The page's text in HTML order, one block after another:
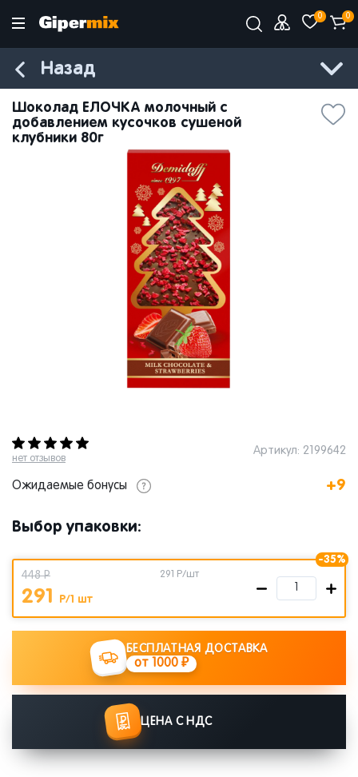
0 0
Назад
Шоколад ЕЛОЧКА молочный с
добавлением кусочков сушеной
клубники 80г
нет отзывов
Артикул: 2199642
Ожидаемые бонусы +9
Выбор упаковки:
-35%
448 Р
291 Р/1 шт
291 Р/шт
БЕСПЛАТНАЯ ДОСТАВКА
от 1000 ₽
ЦЕНА С НДС